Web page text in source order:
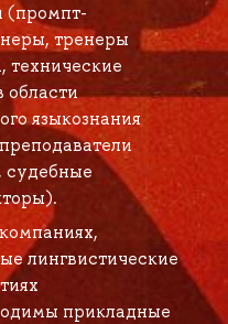
(промпт-
тренеры
технические
области
языкознания
судебные
лингвистические
прикладные